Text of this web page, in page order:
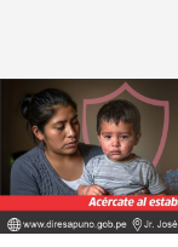
contenido